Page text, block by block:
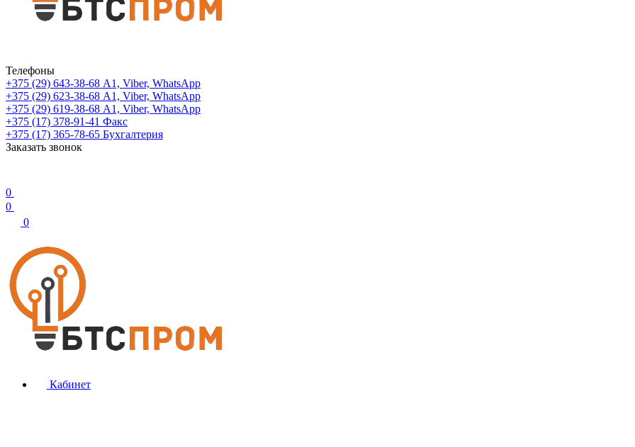
Телефоны
+375 (29) 643-38-68 А1, Viber, WhatsApp
+375 (29) 623-38-68 А1, Viber, WhatsApp
+375 (29) 619-38-68 А1, Viber, WhatsApp
+375 (17) 378-91-41 Факс
+375 (17) 365-78-65 Бухгалтерия
Заказать звонок
0
0
0
Кабинет